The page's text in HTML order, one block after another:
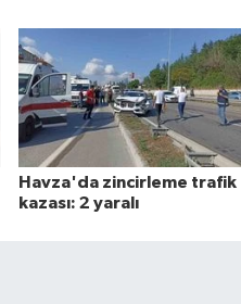
Havza'da zincirleme trafik
kazası: 2 yaralı